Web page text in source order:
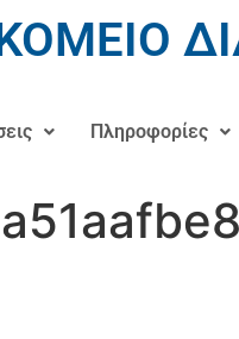
Πληροφορίες